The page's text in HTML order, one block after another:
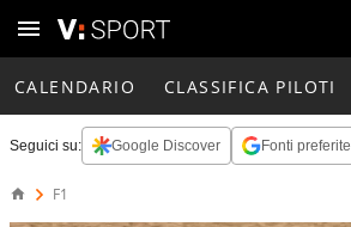
CALENDARIO CLASSIFICA PILOTI
Seguici su: Google Discover Fonti preferite
F1